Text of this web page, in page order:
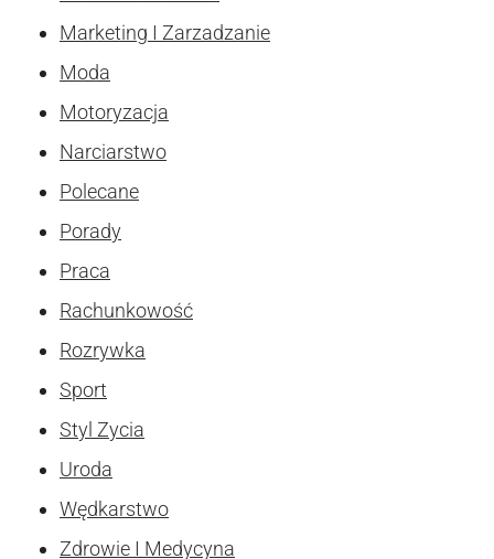
Marketing I Zarzadzanie
Moda
Motoryzacja
Narciarstwo
Polecane
Porady
Praca
Rachunkowość
Rozrywka
Sport
Styl Zycia
Uroda
Wędkarstwo
Zdrowie I Medycyna